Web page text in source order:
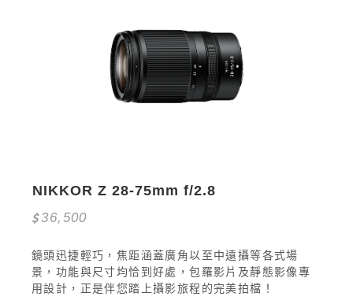
NIKKOR Z 28-75mm f/2.8
36,500
鏡頭迅捷輕巧，焦距涵蓋廣角以至中遠攝等各式場
景，功能與尺寸均恰到好處，包羅影片及靜態影像專
用設計，正是伴您踏上攝影旅程的完美拍檔！